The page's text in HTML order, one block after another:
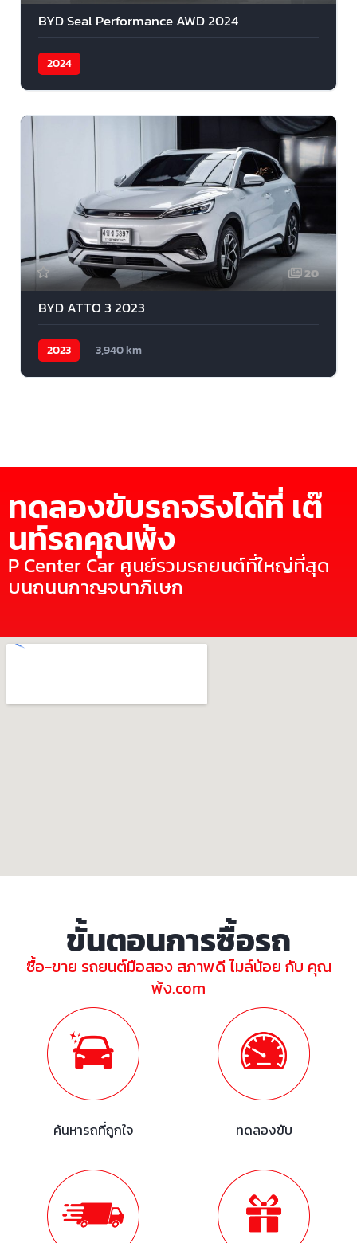
BYD Seal Performance AWD 2024
2024
20
BYD ATTO 3 2023
2023 3,940 km
ทดลองขับรถจริงได้ที่ เต๊
นท์รถคุณพ้ง
P Center Car ศูนย์รวมรถยนต์ที่ใหญ่ที่สุด
บนถนนกาญจนาภิเษก
ขั้นตอนการซื้อรถ
ซื้อ-ขาย รถยนต์มือสอง สภาพดี ไมล์น้อย กับ คุณ
พ้ง.com
ค้นหารถที่ถูกใจ ทดลองขับ